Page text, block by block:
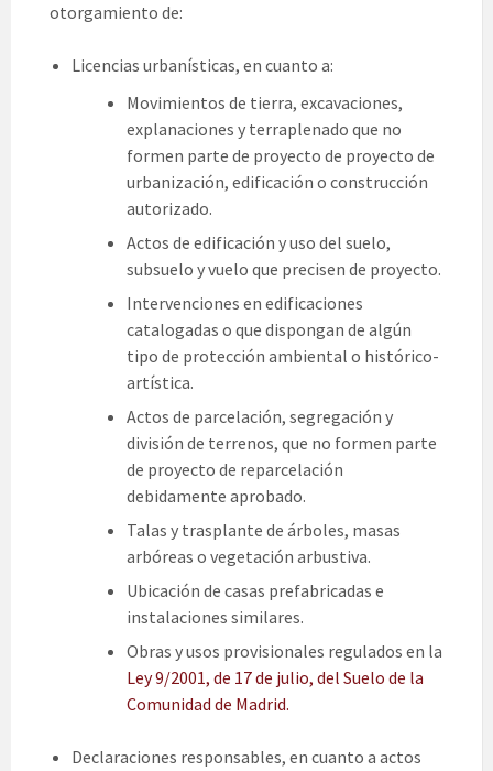
otorgamiento de:
Licencias urbanísticas, en cuanto a:
Movimientos de tierra, excavaciones,
explanaciones y terraplenado que no
formen parte de proyecto de proyecto de
urbanización, edificación o construcción
autorizado.
Actos de edificación y uso del suelo,
subsuelo y vuelo que precisen de proyecto.
Intervenciones en edificaciones
catalogadas o que dispongan de algún
tipo de protección ambiental o histórico-
artística.
Actos de parcelación, segregación y
división de terrenos, que no formen parte
de proyecto de reparcelación
debidamente aprobado.
Talas y trasplante de árboles, masas
arbóreas o vegetación arbustiva.
Ubicación de casas prefabricadas e
instalaciones similares.
Obras y usos provisionales regulados en la
Ley 9/2001, de 17 de julio, del Suelo de la
Comunidad de Madrid.
Declaraciones responsables, en cuanto a actos